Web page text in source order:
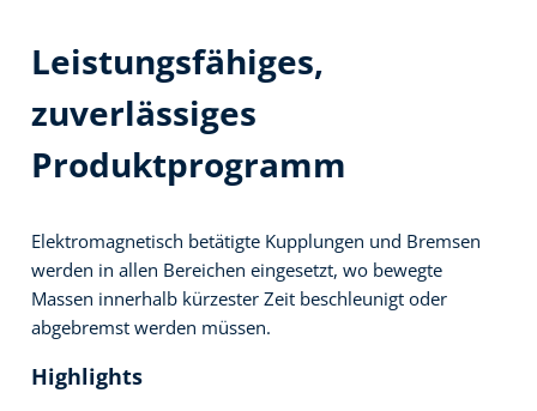
Leistungsfähiges,
zuverlässiges
Produktprogramm
Elektromagnetisch betätigte Kupplungen und Bremsen
werden in allen Bereichen eingesetzt, wo bewegte
Massen innerhalb kürzester Zeit beschleunigt oder
abgebremst werden müssen.
Highlights